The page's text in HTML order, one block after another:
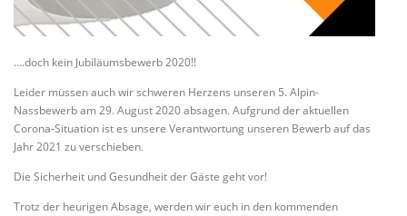
….doch kein Jubiläumsbewerb 2020!!
Leider müssen auch wir schweren Herzens unseren 5. Alpin-
Nassbewerb am 29. August 2020 absagen. Aufgrund der aktuellen
Corona-Situation ist es unsere Verantwortung unseren Bewerb auf das
Jahr 2021 zu verschieben.
Die Sicherheit und Gesundheit der Gäste geht vor!
Trotz der heurigen Absage, werden wir euch in den kommenden